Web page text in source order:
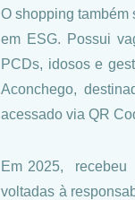
O shopping também
em ESG. Possui
PCDs, idosos e
Aconchego,
acessado via QR
Em 2025, recebeu
voltadas à